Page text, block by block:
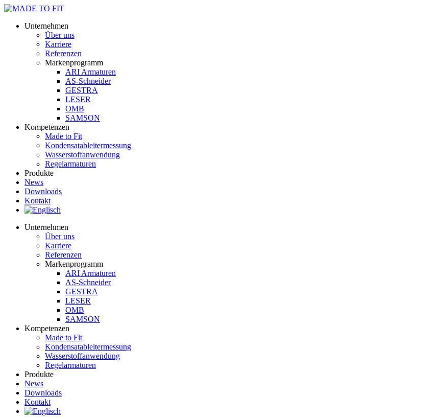
Unternehmen
Über uns
Karriere
Referenzen
Markenprogramm
ARI Armaturen
AS-Schneider
GESTRA
LESER
OMB
SAMSON
Kompetenzen
Made to Fit
Kondensat­ableiter­messung
Wasserstoff­anwendung
Regel­arma­turen
Produkte
News
Downloads
Kontakt
Unternehmen
Über uns
Karriere
Referenzen
Markenprogramm
ARI Armaturen
AS-Schneider
GESTRA
LESER
OMB
SAMSON
Kompetenzen
Made to Fit
Kondensat­ableiter­messung
Wasserstoff­anwendung
Regel­arma­turen
Produkte
News
Downloads
Kontakt